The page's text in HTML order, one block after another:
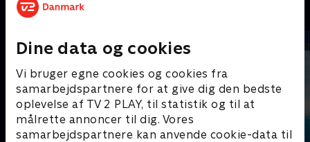
Dine data og cookies
Vi bruger egne cookies og cookies fra
samarbejdspartnere for at give dig den bedste
oplevelse af TV 2 PLAY, til statistik og til at
målrette annoncer til dig. Vores
samarbejdspartnere kan anvende cookie-data til
Andre så også